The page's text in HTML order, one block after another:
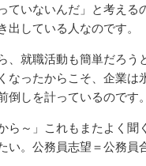
ていないんだ」と考える
出している人なのです。
、就職活動も簡単だろう
なったからこそ、企業は
倒しを計っているのです。
ら～」これもまたよく聞
い。公務員志望＝公務員